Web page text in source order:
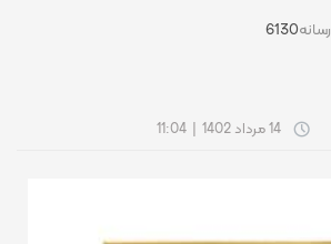
رسانه6130
14 مرداد 1402 11:04